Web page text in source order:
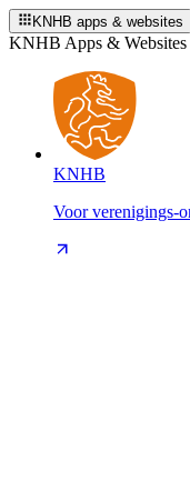
KNHB apps & websites
KNHB Apps & Websites
KNHB
Voor verenigings-